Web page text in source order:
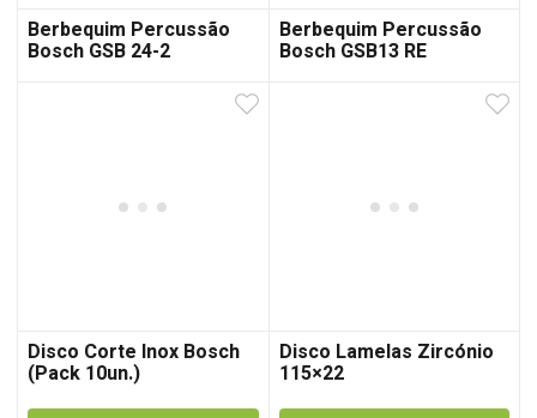
Berbequim Percussão
Bosch GSB 24-2
Berbequim Percussão
Bosch GSB13 RE
Disco Corte Inox Bosch
(Pack 10un.)
Disco Lamelas Zircónio
115×22